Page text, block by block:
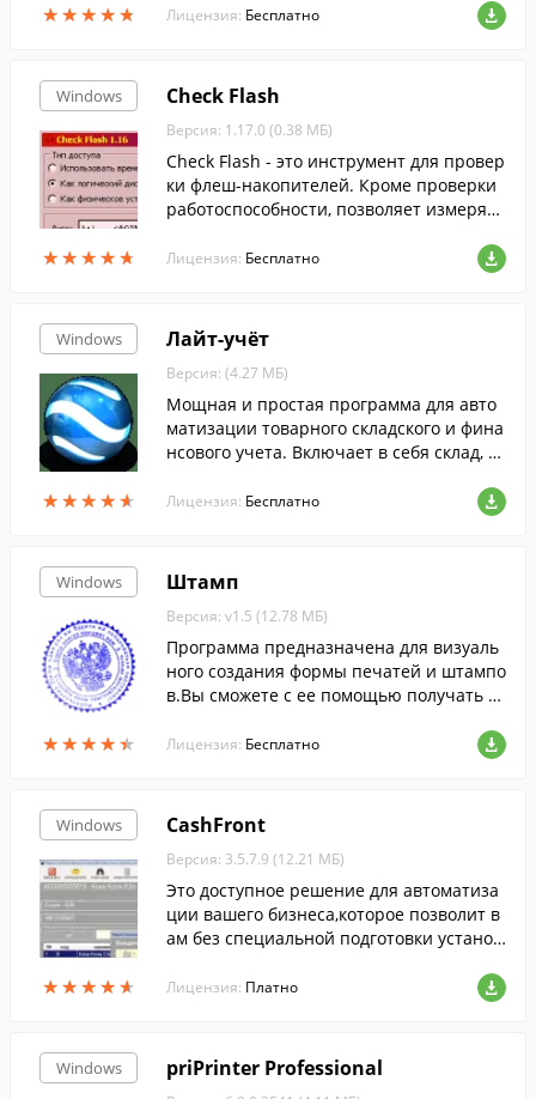
★★★★★
★★★★★ Лицензия: Бесплатно
Windows
★★★★★
★★★★★
Check Flash
Версия: 1.17.0 (0.38 МБ)
Check Flash - это инструмент для провер
ки флеш-накопителей. Кроме проверки
работоспособности, позволяет измерять
редактировать информацию о разделах,
сохранять и восстанавливать полные об
ного загрузчика, проводить полное стир
ание содержимого.
Лицензия: Бесплатно
Windows
★★★★★
★★★★★
Лайт-учёт
Версия: (4.27 МБ)
Мощная и простая программа для авто
матизации товарного складского и фина
нсового учета. Включает в себя склад, ка
варов и клиентов и т.д.
Лицензия: Бесплатно
Windows
★★★★★
★★★★★
Штамп
Версия: v1.5 (12.78 МБ)
Программа предназначена для визуаль
ного создания формы печатей и штампо
в.Вы сможете с ее помощью получать м
ю подготовленные для заказа.
Лицензия: Бесплатно
Windows
★★★★★
★★★★★
CashFront
Версия: 3.5.7.9 (12.21 МБ)
Это доступное решение для автоматиза
ции вашего бизнеса,которое позволит в
ам без специальной подготовки установ
тами времени и средств.
Лицензия: Платно
Windows priPrinter Professional